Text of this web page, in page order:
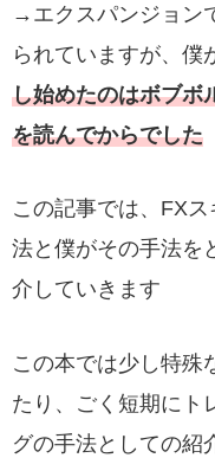
→エクスパンジョン
られていますが、僕
し始めたのはボブボ
を読んでからでした
この記事では、FX
法と僕がその手法を
介していきます
この本では少し特殊
たり、ごく短期にト
グの手法としての紹